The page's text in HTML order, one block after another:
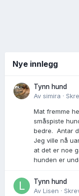
Nye innlegg
Tynn hund
Av simira ·
Mat fremme
småspiste
bedre. Antar
Jeg ville nå
at det er noe
hunden er
Tynn hund
Av Lisen ·